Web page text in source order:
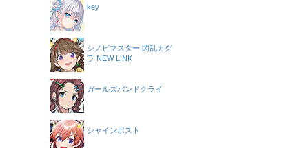
key
シノビマスター 閃乱カグ
ラ NEW LINK
ガールズバンドクライ
シャインポスト